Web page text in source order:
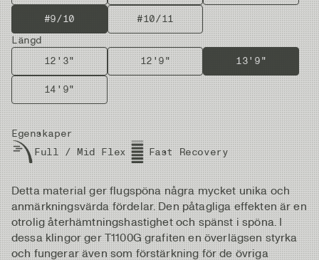
#9/10
#10/11
Längd
12'3"
12'9" 13'9"
14'9"
Egenskaper
Full / Mid Flex
Fast Recovery
Detta material ger flugspöna några mycket unika och
anmärkningsvärda fördelar. Den påtagliga effekten är en
otrolig återhämtningshastighet och spänst i spöna. I
dessa klingor ger T1100G grafiten en överlägsen styrka
och fungerar även som förstärkning för de övriga